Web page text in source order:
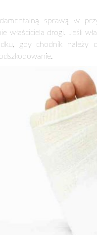
sprawą w
właściciela drogi. Jeśli
gdy chodnik